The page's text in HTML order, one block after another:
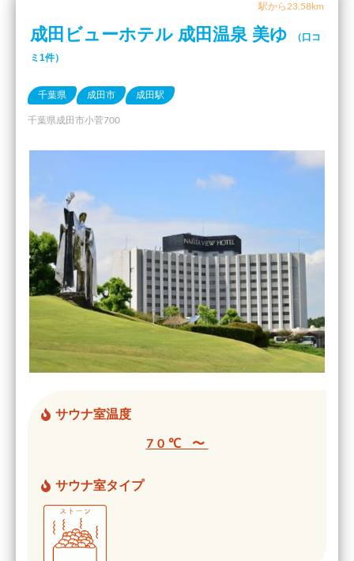
駅から23.58km
成田ビューホテル 成田温泉 美ゆ
（口コ
ミ1件）
千葉県 成田市 成田駅
千葉県成田市小菅700
サウナ室温度
70℃ 〜
サウナ室タイプ